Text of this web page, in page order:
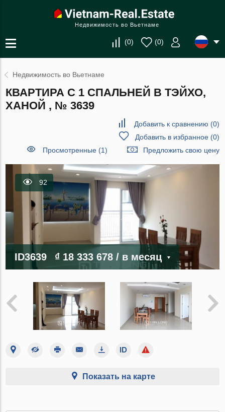
Недвижимость во Вьетнаме
(0) (0)
Недвижимость во Вьетнаме
КВАРТИРА С 1 СПАЛЬНЕЙ В ТЭЙХО,
ХАНОЙ , № 3639
Добавить к сравнению (0)
Добавить в избранное(0)
Просмотренные (1)
Предложить свою цену
92
ID3639 ₫ 18 333 678/ в месяц
Показать на карте